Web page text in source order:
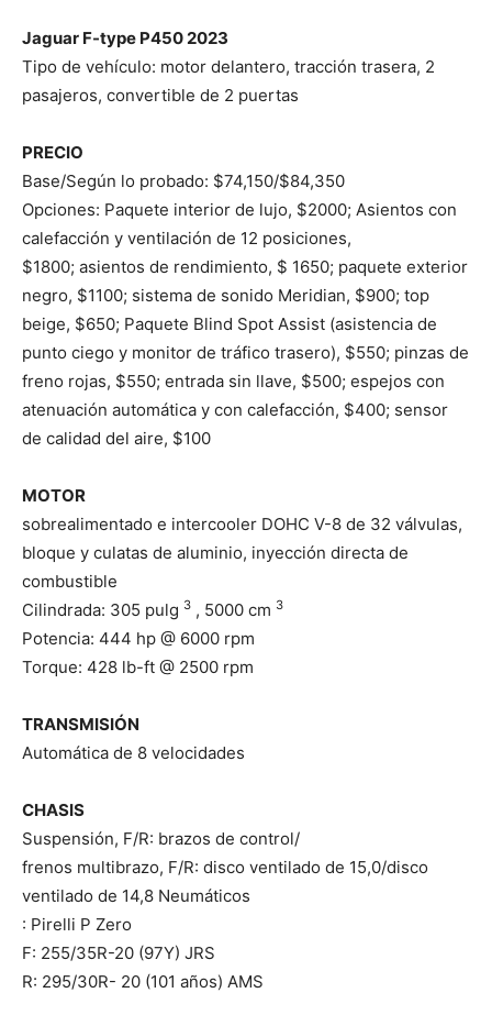
Jaguar F-type P450 2023
Tipo de vehículo: motor delantero, tracción trasera, 2
pasajeros, convertible de 2 puertas
PRECIO
Base/Según lo probado: $74,150/$84,350
Opciones: Paquete interior de lujo, $2000; Asientos con
calefacción y ventilación de 12 posiciones,
$1800; asientos de rendimiento, $ 1650; paquete exterior
negro, $1100; sistema de sonido Meridian, $900; top
beige, $650; Paquete Blind Spot Assist (asistencia de
punto ciego y monitor de tráfico trasero), $550; pinzas de
freno rojas, $550; entrada sin llave, $500; espejos con
atenuación automática y con calefacción, $400; sensor
de calidad del aire, $100
MOTOR
sobrealimentado e intercooler DOHC V-8 de 32 válvulas,
bloque y culatas de aluminio, inyección directa de
combustible
Cilindrada: 305 pulg 3 , 5000 cm 3
Potencia: 444 hp @ 6000 rpm
Torque: 428 lb-ft @ 2500 rpm
TRANSMISIÓN
Automática de 8 velocidades
CHASIS
Suspensión, F/R: brazos de control/
frenos multibrazo, F/R: disco ventilado de 15,0/disco
ventilado de 14,8 Neumáticos
: Pirelli P Zero
F: 255/35R-20 (97Y) JRS
R: 295/30R- 20 (101 años) AMS